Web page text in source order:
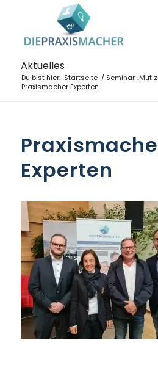
Aktuelles
Du bist hier: Startseite / Seminar „Mut
Praxismacher Experten
Experten